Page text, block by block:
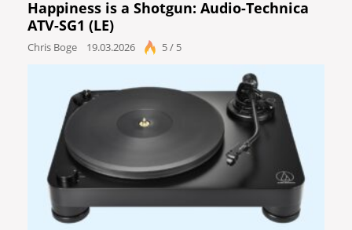
Ergebnisse anzeigen
Happiness is a Shotgun: Audio-Technica
ATV-SG1 (LE)
Chris Boge 19.03.2026 5 / 5